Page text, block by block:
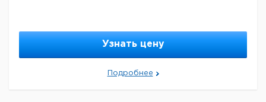
Узнать цену
Подробнее